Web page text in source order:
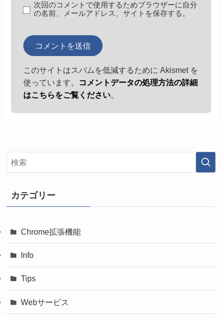
次回のコメントで使用するためブラウザーに自分
の名前、メールアドレス、サイトを保存する。
このサイトはスパムを低減するために Akismet を
使っています。
コメントデータの処理方法の詳細
はこちらをご覧ください。
カテゴリー
Chrome拡張機能
Info
Tips
Webサービス